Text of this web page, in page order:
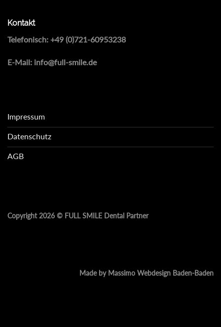
Kontakt
Telefonisch: +49 (0)721-60953238
E-Mail: info@full-smile.de
Impressum
Datenschutz
AGB
Copyright 2026 © FULL SMILE Dental Partner
Made by Massimo Webdesign Baden-Baden